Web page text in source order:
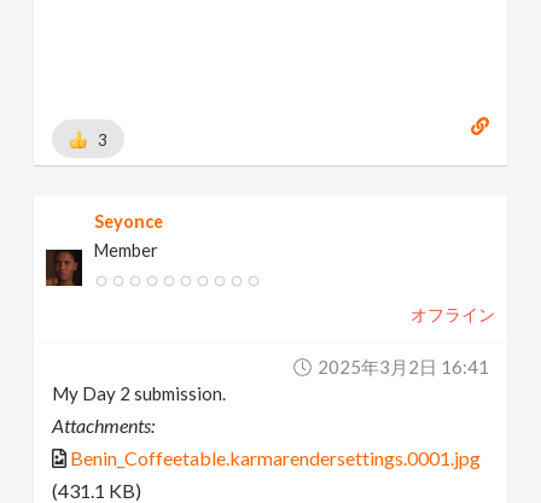
3
Seyonce
Member
オフライン
2025年3月2日 16:41
My Day 2 submission.
Attachments:
Benin_Coffeetable.karmarendersettings.0001.jpg
(431.1 KB)